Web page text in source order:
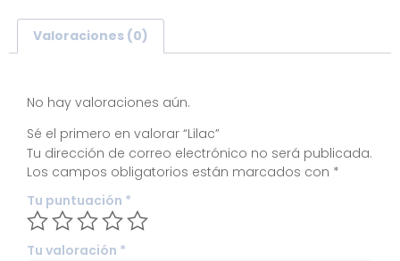
Valoraciones (0)
No hay valoraciones aún.
Sé el primero en valorar “Lilac”
Tu dirección de correo electrónico no será publicada.
Los campos obligatorios están marcados con *
Tu puntuación *
Tu valoración *